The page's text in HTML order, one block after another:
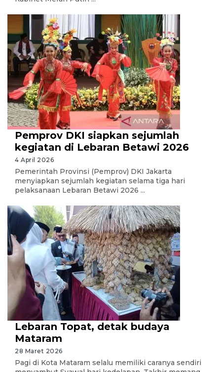
Pemprov DKI siapkan sejumlah
kegiatan di Lebaran Betawi 2026
4 April 2026
Pemerintah Provinsi (Pemprov) DKI Jakarta
menyiapkan sejumlah kegiatan selama tiga hari
pelaksanaan Lebaran Betawi 2026 ...
Lebaran Topat, detak budaya
Mataram
28 Maret 2026
Pagi di Kota Mataram selalu memiliki caranya sendiri